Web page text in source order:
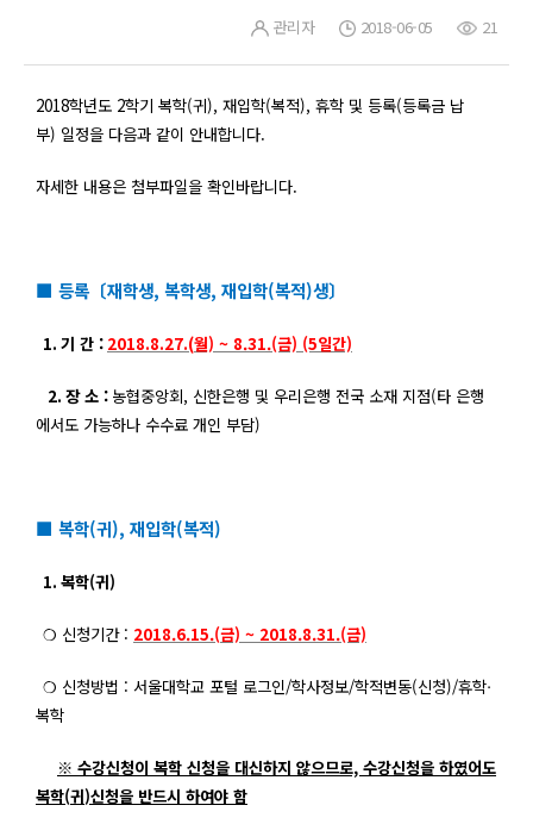
관리자 2018-06-05 21
2018학년도 2학기 복학(귀), 재입학(복적), 휴학 및 등록(등록금 납
부) 일정을 다음과 같이 안내합니다.
자세한 내용은 첨부파일을 확인바랍니다.
■ 등록〔재학생, 복학생, 재입학(복적)생〕
1. 기 간 : 2018.8.27.(월) ~ 8.31.(금) (5일간)
2. 장 소 : 농협중앙회, 신한은행 및 우리은행 전국 소재 지점(타 은행
에서도 가능하나 수수료 개인 부담)
■ 복학(귀), 재입학(복적)
1. 복학(귀)
❍ 신청기간: 2018.6.15.(금) ~ 2018.8.31.(금)
❍ 신청방법 : 서울대학교 포털 로그인/학사정보/학적변동(신청)/휴학‧
복학
※ 수강신청이 복학 신청을 대신하지 않으므로, 수강신청을 하였어도
복학(귀)신청을 반드시 하여야 함